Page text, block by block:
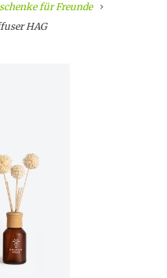
für Freunde
HAG